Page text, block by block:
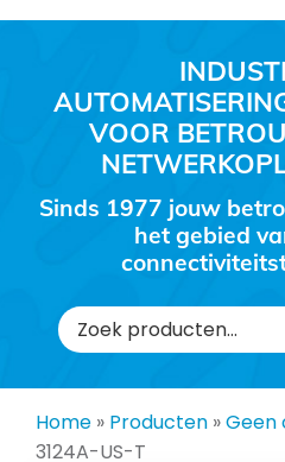
VOOR
Sinds 1977 jouw
het gebied
Zoeken
naar:
Home » Producten »Geen
3124A-US-T